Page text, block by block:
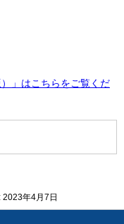
」はこちらをご覧くだ
年4月7日